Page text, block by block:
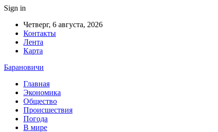
Sign in
Четверг, 6 августа, 2026
Контакты
Лента
Карта
Барановичи
Главная
Экономика
Общество
Происшествия
Погода
В мире